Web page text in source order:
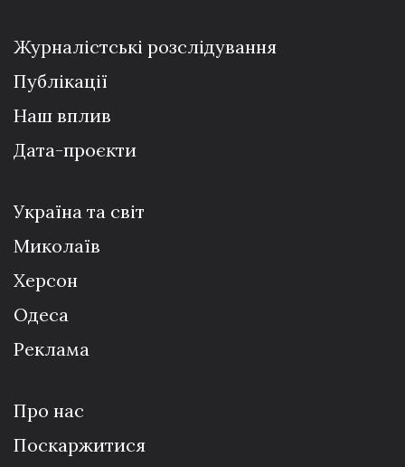
Журналістські розслідування
Публікації
Наш вплив
Дата-проєкти
Україна та світ
Миколаїв
Херсон
Одеса
Реклама
Про нас
Поскаржитися